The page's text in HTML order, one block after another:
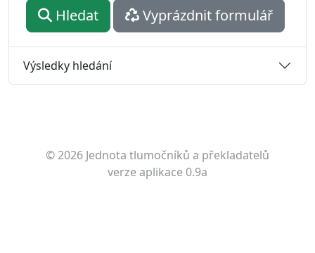
Hledat Vyprázdnit formulář
Výsledky hledání
© 2026 Jednota tlumočníků a překladatelů
verze aplikace 0.9a